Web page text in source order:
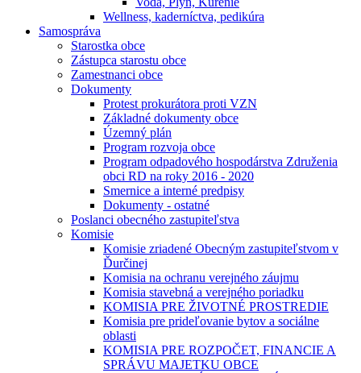
Wellness, kaderníctva, pedikúra
Samospráva
Starostka obce
Zástupca starostu obce
Zamestnanci obce
Dokumenty
Protest prokurátora proti VZN
Základné dokumenty obce
Územný plán
Program rozvoja obce
Program odpadového hospodárstva Združenia
obci RD na roky 2016 - 2020
Smernice a interné predpisy
Dokumenty - ostatné
Poslanci obecného zastupiteľstva
Komisie
Komisie zriadené Obecným zastupiteľstvom v
Ďurčinej
Komisia na ochranu verejného záujmu
Komisia stavebná a verejného poriadku
KOMISIA PRE ŽIVOTNÉ PROSTREDIE
Komisia pre prideľovanie bytov a sociálne
oblasti
KOMISIA PRE ROZPOČET, FINANCIE A
SPRÁVU MAJETKU OBCE